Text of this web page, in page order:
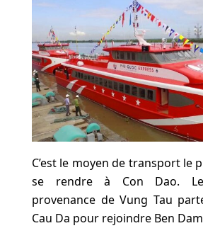
C’est le moyen de transport le
se rendre à Con Dao.
provenance de Vung Tau
Cau Da pour rejoindre Ben